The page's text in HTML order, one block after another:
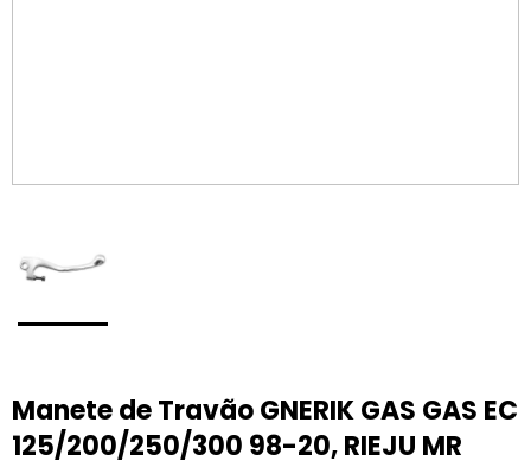
Manete de Travão GNERIK GAS GAS EC
125/200/250/300 98-20, RIEJU MR